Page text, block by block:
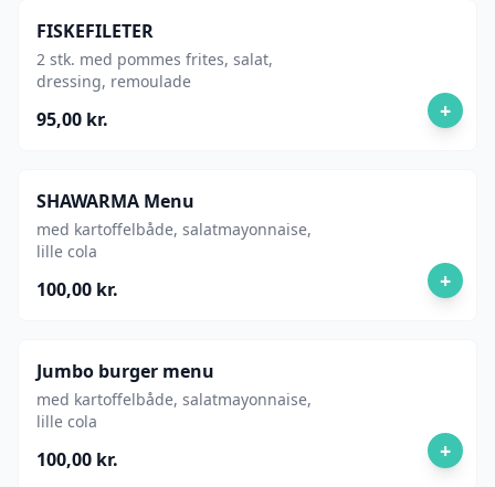
FISKEFILETER
2 stk. med pommes frites, salat,
dressing, remoulade
95,00 kr. +
SHAWARMA Menu
med kartoffelbåde, salatmayonnaise,
lille cola
100,00 kr. +
Jumbo burger menu
med kartoffelbåde, salatmayonnaise,
lille cola
100,00 kr. +